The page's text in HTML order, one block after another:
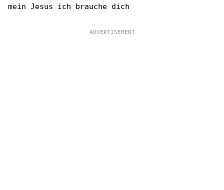
mein Jesus ich brauche dich